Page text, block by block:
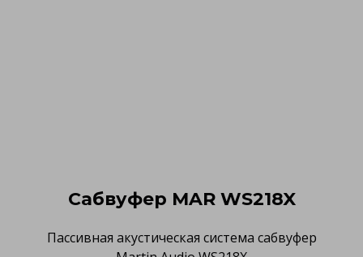
Сабвуфер MAR WS218X
Пассивная акустическая система сабвуфер